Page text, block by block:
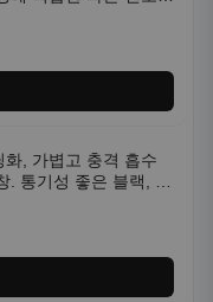
팔 운동복
, 가볍고 충격 흡수
. 통기성 좋은 블랙, 화